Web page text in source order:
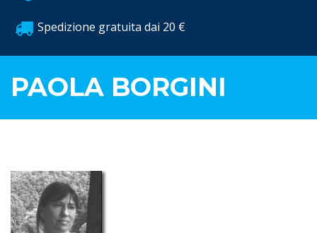
Spedizione gratuita dai 20 €
PAOLA BORGINI